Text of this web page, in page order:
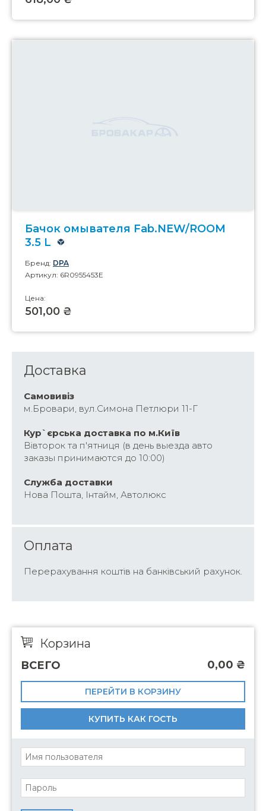
Бачок омывателя Fab.NEW/ROOM
3.5 L
Бренд: DPA
Артикул: 6R0955453E
Цена:
501,00 ₴
Доставка
Самовивіз
м.Бровари, вул.Симона Петлюри 11-Г
Кур`єрська доставка по м.Київ
Вівторок та п'ятниця (в день выезда авто
заказы принимаются до 10:00)
Cлужба доставки
Нова Пошта, Інтайм, Автолюкс
Оплата
Перерахування коштів на банківський рахунок.
Корзина
ВСЕГО 0,00 ₴
ПЕРЕЙТИ В КОРЗИНУ
КУПИТЬ КАК ГОСТЬ